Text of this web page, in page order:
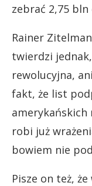
zebrać 2,75 bln
Rainer
twierdzi
rewolucyjna,
fakt, że list
robi już
bowiem nie
Pisze on też,